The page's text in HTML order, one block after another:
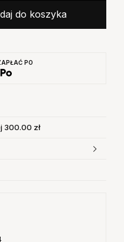
do koszyka
PO
300.00 zł